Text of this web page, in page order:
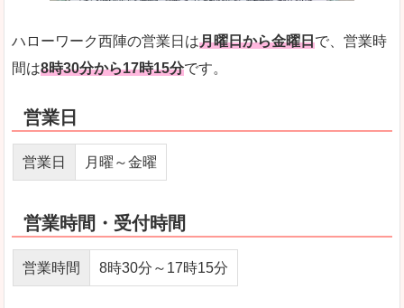
ハローワーク西陣の営業日は月曜日から金曜日で、営業時
間は8時30分から17時15分です。
営業日
営業日 月曜～金曜
営業時間・受付時間
営業時間 8時30分～17時15分